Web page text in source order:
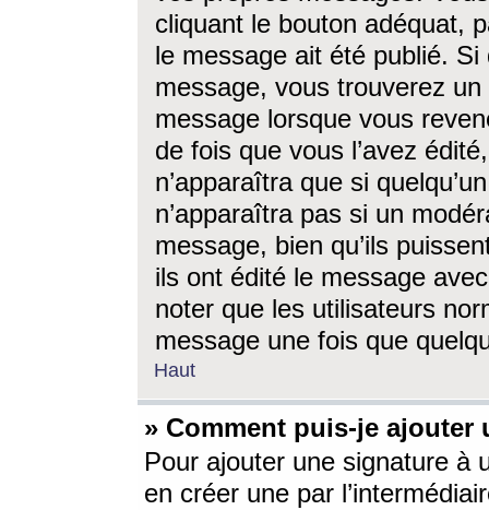
cliquant le bouton adéquat,
le message ait été publié. Si
message, vous trouverez
message lorsque vous
de fois que vous l’avez
n’apparaîtra que si
n’apparaîtra pas si un
message, bien qu’ils
ils ont édité le message
noter que les utilisateurs
message une fois que
Haut
» Comment puis-je ajouter
Pour ajouter une signature à
en créer une par